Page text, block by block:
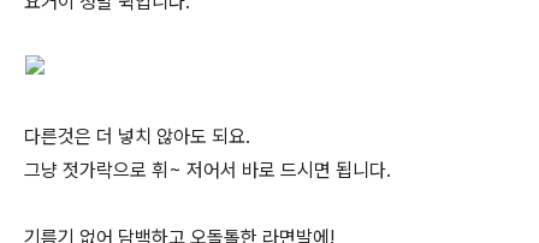
다른것은 더 넣치 않아도 되요.
그냥 젓가락으로 휘~ 저어서 바로 드시면 됩니다.
기름기 없어 담백하고 오돌톨한 라면발에!